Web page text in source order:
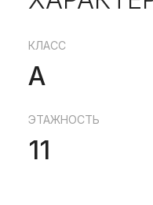
КЛАСС
A
ЭТАЖНОСТЬ
11